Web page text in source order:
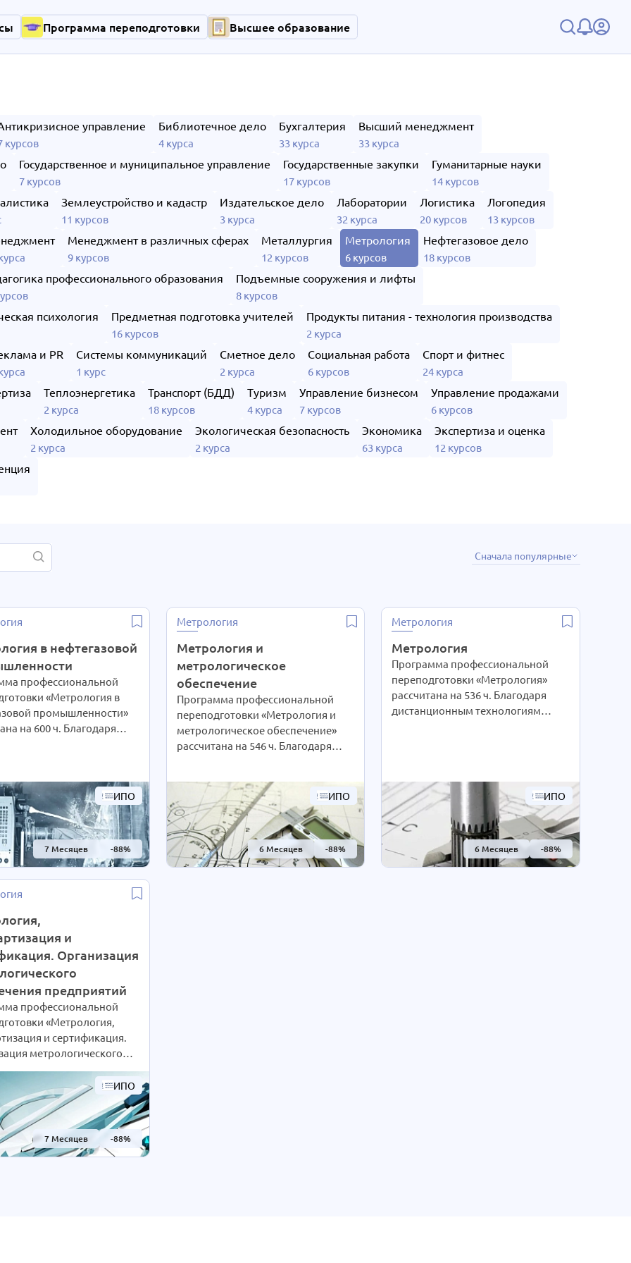
Программа переподготовки Высшее образование
управление
курсов
Библиотечное дело
4 курса
Бухгалтерия
33 курса
Высший менеджмент
33 курса
Государственное и муниципальное управление
7 курсов
Государственные закупки
17 курсов
Гуманитарные науки
14 курсов
Землеустройство и кадастр
11 курсов
Издательское дело
3 курса
Лаборатории
32 курса
Логистика
20 курсов
Логопедия
13 курсов
Менеджмент в различных сферах
9 курсов
Металлургия
12 курсов
Метрология
6 курсов
Нефтегазовое дело
18 курсов
профессионального образования Подъемные сооружения и лифты
8 курсов
психология Предметная подготовка учителей
16 курсов
Продукты питания - технология производства
2 курса
и PR Системы коммуникаций
1 курс
Сметное дело
2 курса
Социальная работа
6 курсов
Спорт и фитнес
24 курса
Теплоэнергетика
2 курса
Транспорт (БДД)
18 курсов
Туризм
4 курса
Управление бизнесом
7 курсов
Управление продажами
6 курсов
Холодильное оборудование
2 курса
Экологическая безопасность
2 курса
Экономика
63 курса
Экспертиза и оценка
12 курсов
Сначала популярные
ИПО
7 Месяцев -88%
в нефтегазовой
профессиональной
«Метрология в
промышленности»
на 600 ч. Благодаря
При Вашем
длительность курса
экстерном
В 2 РАЗА!
уточняйте по
на сайте или отправьте
для консультации.
ИПО
6 Месяцев -88%
Метрология
Метрология и
метрологическое
обеспечение
Программа профессиональной
переподготовки «Метрология и
метрологическое обеспечение»
рассчитана на 546 ч. Благодаря
выбирают сами согласно своим
предпочтениям. При Вашем
желании длительность курса
может быть экстерном
СОКРАЩЕНА В 2 РАЗА!
Подробности уточняйте по
ИПО
6 Месяцев -88%
Метрология
Метрология
Программа профессиональной
переподготовки «Метрология»
рассчитана на 536 ч. Благодаря
дистанционным технологиям
может быть экстерном
СОКРАЩЕНА В 2 РАЗА!
Подробности уточняйте по
телефону на сайте или отправьте
нам заявку для консультации.
ИПО
7 Месяцев -88%
и
Организация
предприятий
профессиональной
«Метрология,
и сертификация.
метрологического
предприятий»
на 600 ч. Благодаря
технологиям
обучения студенты
сами согласно своим
При Вашем
длительность курса